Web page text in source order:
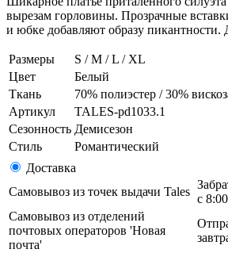
вырезам горловины. Прозрачные
и юбке добавляют образу пикантности.
Размеры
S / M / L / XL
Цвет
Белый
Ткань
70% полиэстер / 30%
Артикул
TALES-pd1033.1
Сезонность Демисезон
Стиль
Романтический
Доставка
Самовывоз из точек выдачи Tales
с
Самовывоз из отделений
почтовых операторов 'Новая
почта'